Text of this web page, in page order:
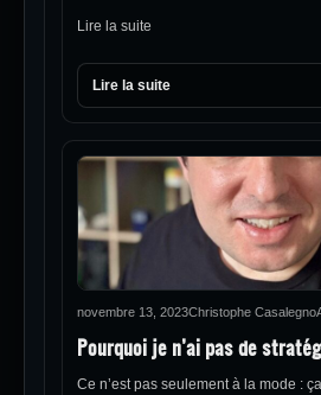
Lire la suite
Lire la suite
novembre 13, 2023Christophe Casalegno
Pourquoi je n’ai pas de
Ce n’est pas seulement à la mode :